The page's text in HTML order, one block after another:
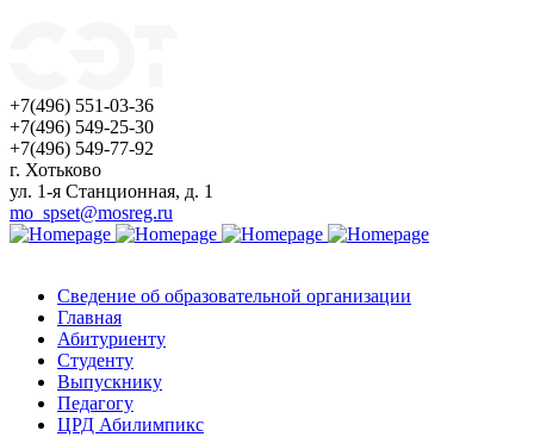
+7(496) 551-03-36
+7(496) 549-25-30
+7(496) 549-77-92
г. Хотьково
ул. 1-я Станционная, д. 1
mo_spset@mosreg.ru
Сведение об образовательной организации
Главная
Абитуриенту
Студенту
Выпускнику
Педагогу
ЦРД Абилимпикс